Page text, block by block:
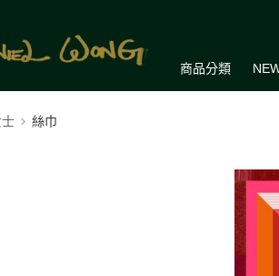
商品分類
絲巾